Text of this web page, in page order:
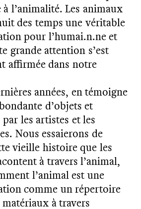
l’animalité. Les animaux
des temps une véritable
pour l’humai.n.ne et
grande attention s’est
affirmée dans notre
années, en témoigne
d’objets et
par les artistes et les
Nous essaierons de
vieille histoire que les
à travers l’animal,
l’animal est une
comme un répertoire
à travers